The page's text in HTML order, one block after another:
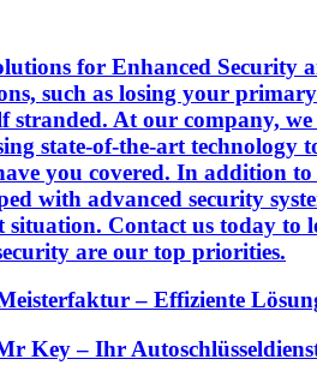
for Enhanced Security
such as losing your
stranded. At our company,
state-of-the-art
you covered. In addition
with advanced security
situation. Contact us today to
are our top priorities.
– Effiziente
Key – Ihr